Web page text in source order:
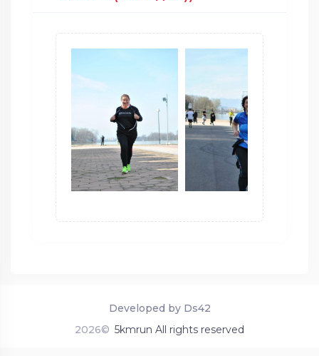
2026© 5kmrun All rights reserved
Developed by Ds42